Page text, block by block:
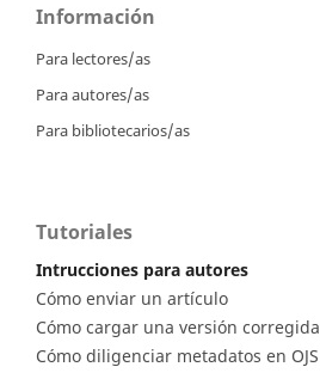
Información
Para lectores/as
Para autores/as
Para bibliotecarios/as
Tutoriales
Intrucciones para autores
Cómo enviar un artículo
Cómo cargar una versión corregida
Cómo diligenciar metadatos en OJS